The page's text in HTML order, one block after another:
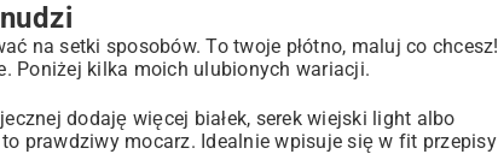
na setki sposobów. To twoje płótno, maluj co chcesz!
Poniżej kilka moich ulubionych wariacji.
dodaję więcej białek, serek wiejski light albo
prawdziwy mocarz. Idealnie wpisuje się w fit przepisy